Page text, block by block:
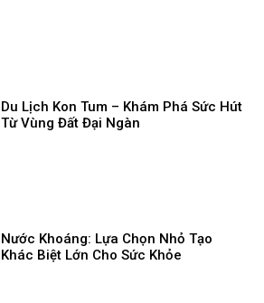
Du Lịch Kon Tum – Khám Phá Sức Hút
Từ Vùng Đất Đại Ngàn
Nước Khoáng: Lựa Chọn Nhỏ Tạo
Khác Biệt Lớn Cho Sức Khỏe